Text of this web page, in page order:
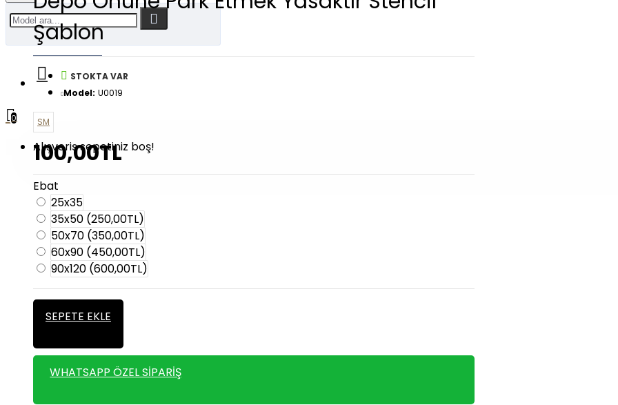
0
Alışveriş sepetiniz boş!
Şablon
STOKTA VAR
Model: U0019
SM
100,00TL
Ebat
25x35
35x50 (250,00TL)
50x70 (350,00TL)
60x90 (450,00TL)
90x120 (600,00TL)
SEPETE EKLE
WHATSAPP ÖZEL SIPARIŞ